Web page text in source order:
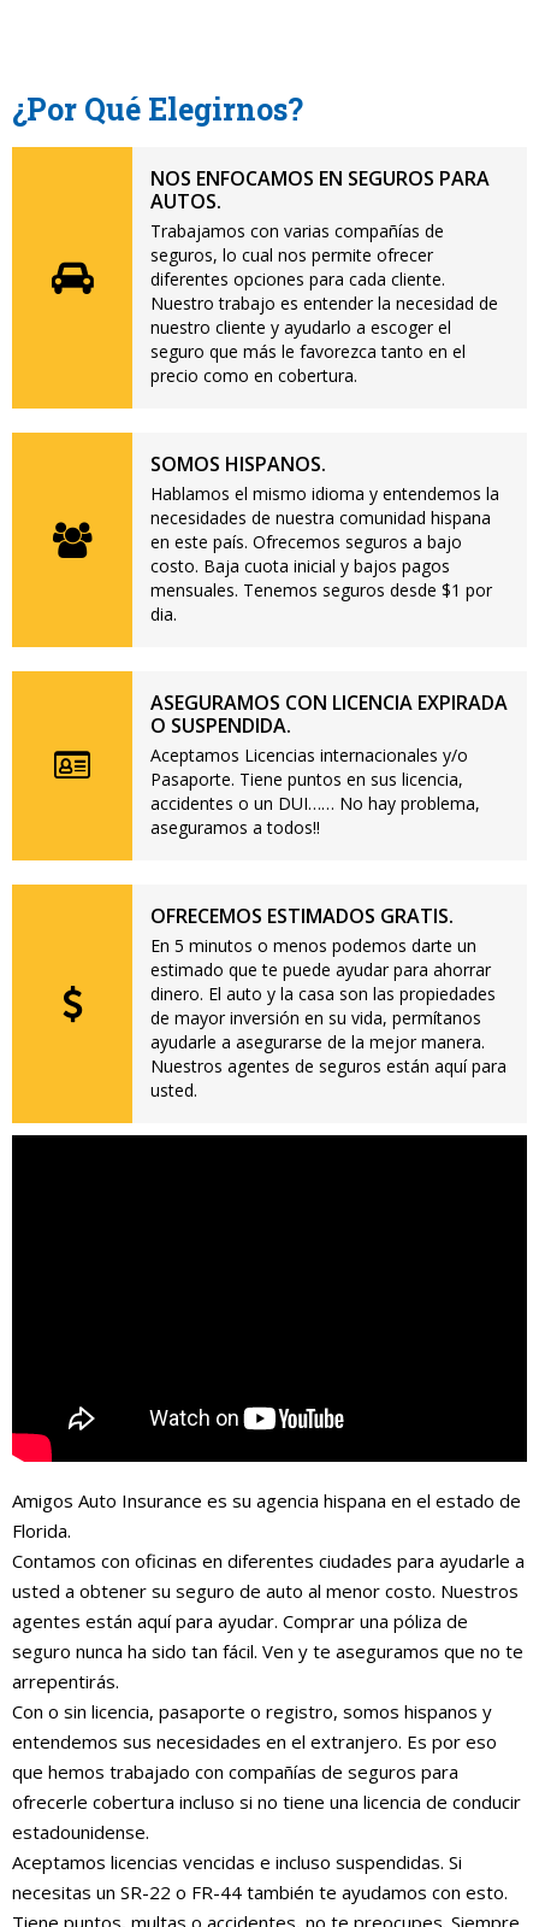
¿Por Qué Elegirnos?
NOS ENFOCAMOS EN SEGUROS PARA
AUTOS.
Trabajamos con varias compañías de
seguros, lo cual nos permite ofrecer
diferentes opciones para cada cliente.
Nuestro trabajo es entender la necesidad de
nuestro cliente y ayudarlo a escoger el
seguro que más le favorezca tanto en el
precio como en cobertura.
SOMOS HISPANOS.
Hablamos el mismo idioma y entendemos la
necesidades de nuestra comunidad hispana
en este país. Ofrecemos seguros a bajo
costo. Baja cuota inicial y bajos pagos
mensuales. Tenemos seguros desde $1 por
dia.
ASEGURAMOS CON LICENCIA EXPIRADA
O SUSPENDIDA.
Aceptamos Licencias internacionales y/o
Pasaporte. Tiene puntos en sus licencia,
accidentes o un DUI…… No hay problema,
aseguramos a todos!!
OFRECEMOS ESTIMADOS GRATIS.
En 5 minutos o menos podemos darte un
estimado que te puede ayudar para ahorrar
dinero. El auto y la casa son las propiedades
de mayor inversión en su vida, permítanos
ayudarle a asegurarse de la mejor manera.
Nuestros agentes de seguros están aquí para
usted.
Amigos Auto Insurance es su agencia hispana en el estado de
Florida.
Contamos con oficinas en diferentes ciudades para ayudarle a
usted a obtener su seguro de auto al menor costo. Nuestros
agentes están aquí para ayudar. Comprar una póliza de
seguro nunca ha sido tan fácil. Ven y te aseguramos que no te
arrepentirás.
Con o sin licencia, pasaporte o registro, somos hispanos y
entendemos sus necesidades en el extranjero. Es por eso
que hemos trabajado con compañías de seguros para
ofrecerle cobertura incluso si no tiene una licencia de conducir
estadounidense.
Aceptamos licencias vencidas e incluso suspendidas. Si
necesitas un SR-22 o FR-44 también te ayudamos con esto.
Tiene puntos, multas o accidentes, no te preocupes. Siempre